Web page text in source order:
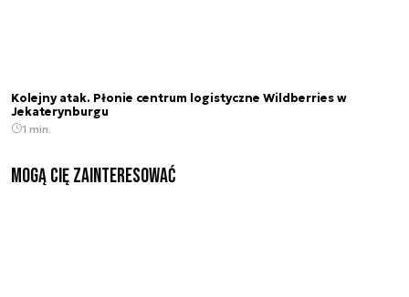
Kolejny atak. Płonie centrum logistyczne Wildberries w
Jekaterynburgu
1 min.
Mogą Cię zainteresować